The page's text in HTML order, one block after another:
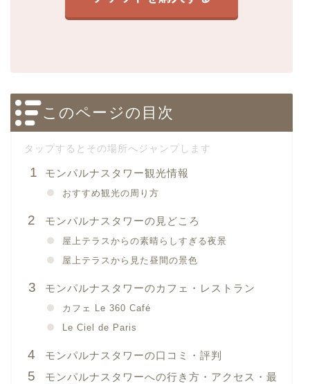
このページの目次
モンパルナスタワー観光情報
おすすめ観光の周り方
モンパルナスタワーの見どころ
屋上テラスからの素晴らしすぎる夜景
屋上テラスから見た昼間の景色
モンパルナスタワーのカフェ・レストラン
カフェ Le 360 Café
Le Ciel de Paris
モンパルナスタワーの口コミ・評判
モンパルナスタワーへの行き方・アクセス・最